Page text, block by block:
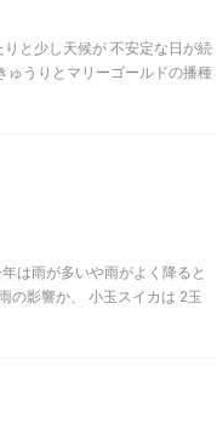
と少し天候が 不安定な日が続
ゅうりとマリーゴールドの播種
は雨が多いや雨がよく降ると
の影響か、 小玉スイカは 2玉